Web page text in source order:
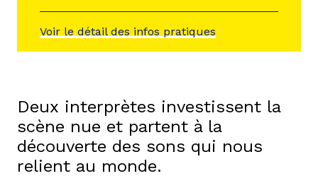
Voir le détail des infos pratiques
Deux interprètes investissent la
scène nue et partent à la
découverte des sons qui nous
relient au monde.